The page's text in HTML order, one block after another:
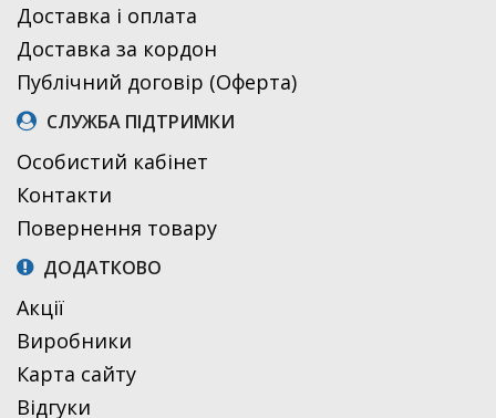
Доставка і оплата
Доставка за кордон
Публічний договір (Оферта)
СЛУЖБА ПІДТРИМКИ
Особистий кабінет
Контакти
Повернення товару
ДОДАТКОВО
Акції
Виробники
Карта сайту
Відгуки